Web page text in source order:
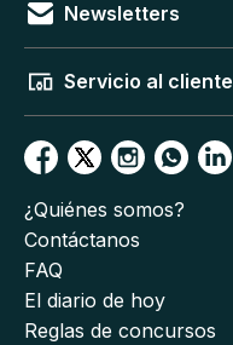
Newsletters
Servicio al cliente
¿Quiénes somos?
Contáctanos
FAQ
El diario de hoy
Reglas de concursos